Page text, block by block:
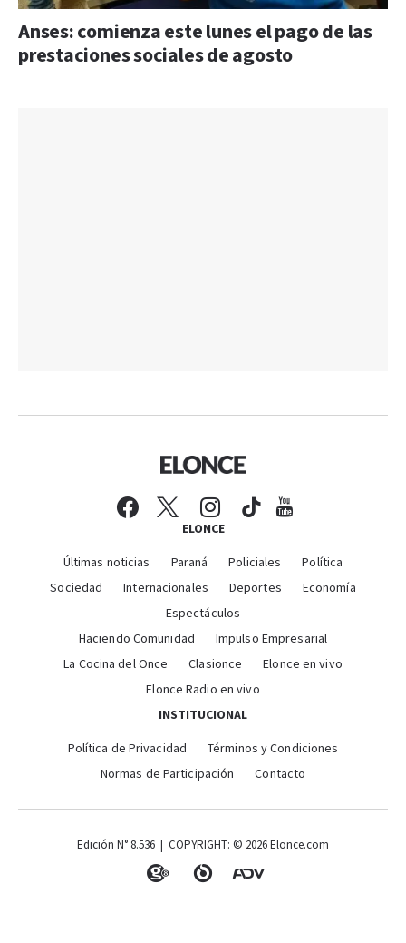
Anses: comienza este lunes el pago de las
prestaciones sociales de agosto
ELONCE
Últimas noticias Paraná Policiales
Política
Sociedad
Internacionales Deportes
Economía
Espectáculos
Haciendo Comunidad
Impulso Empresarial
La Cocina del Once
Clasionce
Elonce en vivo
Elonce Radio en vivo
INSTITUCIONAL
Política de Privacidad
Términos y Condiciones
Normas de Participación
Contacto
Edición N° 8.536 | COPYRIGHT: © 2026 Elonce.com